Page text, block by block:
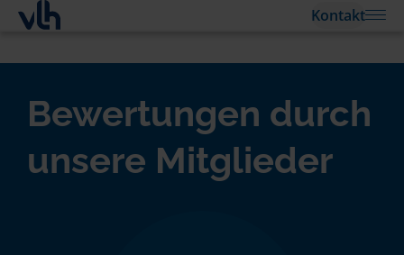
Kontakt
Bewertungen durch
unsere Mitglieder